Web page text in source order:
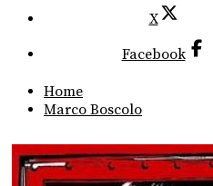
X
Facebook
Home
Marco Boscolo